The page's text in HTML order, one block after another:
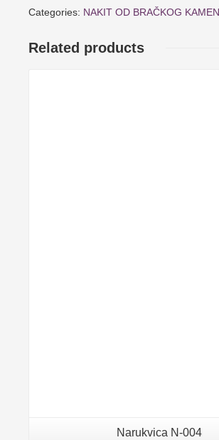
Categories: NAKIT OD BRAČKOG
Related products
Narukvica N-004